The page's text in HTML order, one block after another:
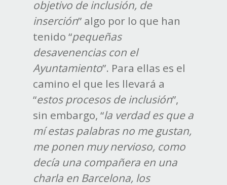
objetivo de inclusión, de
inserción” algo por lo que han
tenido “pequeñas
desavenencias con el
Ayuntamiento”. Para ellas es el
camino el que les llevará a
“estos procesos de inclusión”,
sin embargo, “la verdad es que a
mí estas palabras no me gustan,
me ponen muy nervioso, como
decía una compañera en una
charla en Barcelona, los